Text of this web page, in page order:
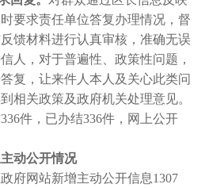
要求责任单位答复办理情况，督
馈材料进行认真审核，准确无误
人，对于普遍性、政策性问题，
复，让来件人本人及关心此类问
相关政策及政府机关处理意见。
件，已办结336件，网上公开
动公开情况
网站新增主动公开信息1307